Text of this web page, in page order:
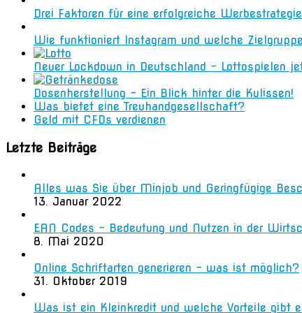
Drei Faktoren für eine erfolgreiche Werbestrategie
Wie funktioniert Instagram und welche
Neuer Lockdown in Deutschland – Lottospielen
Dosenherstellung – Ein Blick hinter die Kulissen!
Was bietet eine Treuhandgesellschaft?
Geld mit CFDs verdienen
Letzte Beiträge
Alles was Sie über Minjob und Geringfügige
13. Januar 2022
EAN Codes – Bedeutung und Nutzen in der
8. Mai 2020
Online Schriftarten generieren – was ist möglich?
31. Oktober 2019
Was ist ein Kleinkredit und welche Vorteile gibt